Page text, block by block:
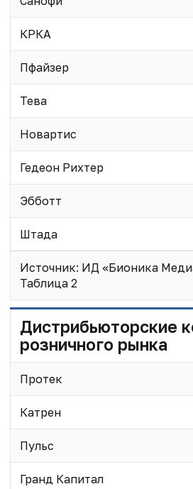
КРКА
Пфайзер
Тева
Новартис
Гедеон Рихтер
Эбботт
Штада
Источник: ИД «Бионика
Таблица 2
Дистрибьюторские
розничного рынка
Протек
Катрен
Пульс
Гранд Капитал